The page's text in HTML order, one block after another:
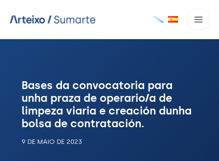
Bases da convocatoria para
unha praza de operario/a de
limpeza viaria e creación dunha
bolsa de contratación.
9 DE MAIO DE 2023